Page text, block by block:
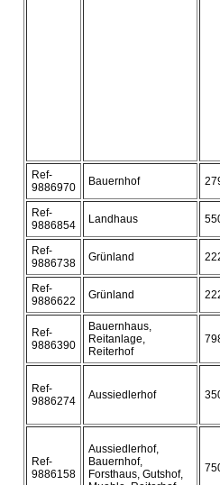
Ref-
9886970
Bauernhof
Ref-
9886854
Landhaus
Ref-
9886738
Grünland
Ref-
9886622
Grünland
Ref-
9886390
Bauernhaus,
Reitanlage,
Reiterhof
Ref-
9886274
Aussiedlerhof
Ref-
9886158
Aussiedlerhof,
Bauernhof,
Forsthaus, Gutshof,